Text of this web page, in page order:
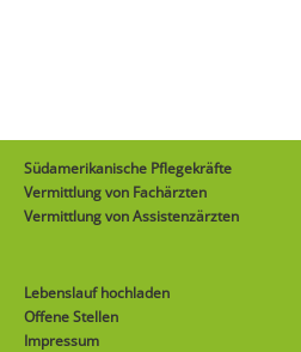
Südamerikanische Pflegekräfte
Vermittlung von Fachärzten
Vermittlung von Assistenzärzten
Lebenslauf hochladen
Offene Stellen
Impressum